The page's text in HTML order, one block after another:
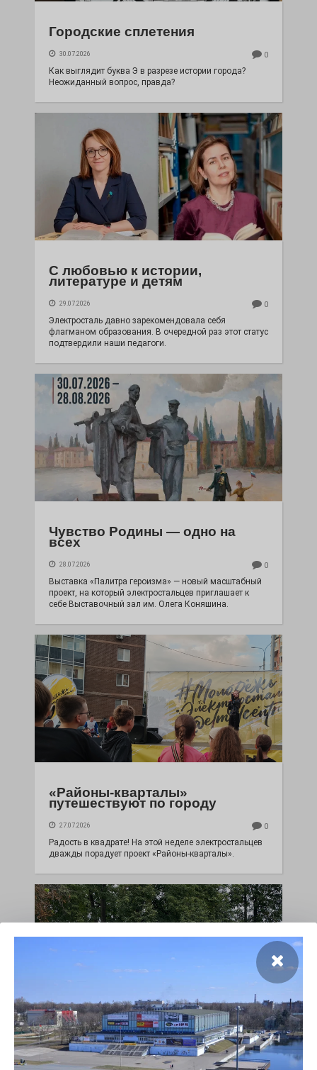
Городские сплетения
30.07.2026 0
Как выглядит буква Э в разрезе истории города?
Неожиданный вопрос, правда?
С любовью к истории,
литературе и детям
29.07.2026 0
Электросталь давно зарекомендовала себя
флагманом образования. В очередной раз этот статус
подтвердили наши педагоги.
Чувство Родины — одно на
всех
28.07.2026 0
Выставка «Палитра героизма» — новый масштабный
проект, на который электростальцев приглашает к
себе Выставочный зал им. Олега Коняшина.
«Районы-кварталы»
путешествуют по городу
27.07.2026 0
Радость в квадрате! На этой неделе электростальцев
дважды порадует проект «Районы-кварталы».
100 футов под килем!
26.07.2026 0